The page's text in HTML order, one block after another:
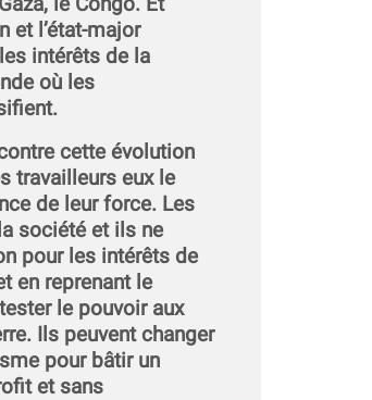
et l’état-major
intérêts de la
où les
cette évolution
travailleurs eux le
de leur force. Les
société et ils ne
pour les intérêts de
en reprenant le
le pouvoir aux
Ils peuvent changer
pour bâtir un
et sans